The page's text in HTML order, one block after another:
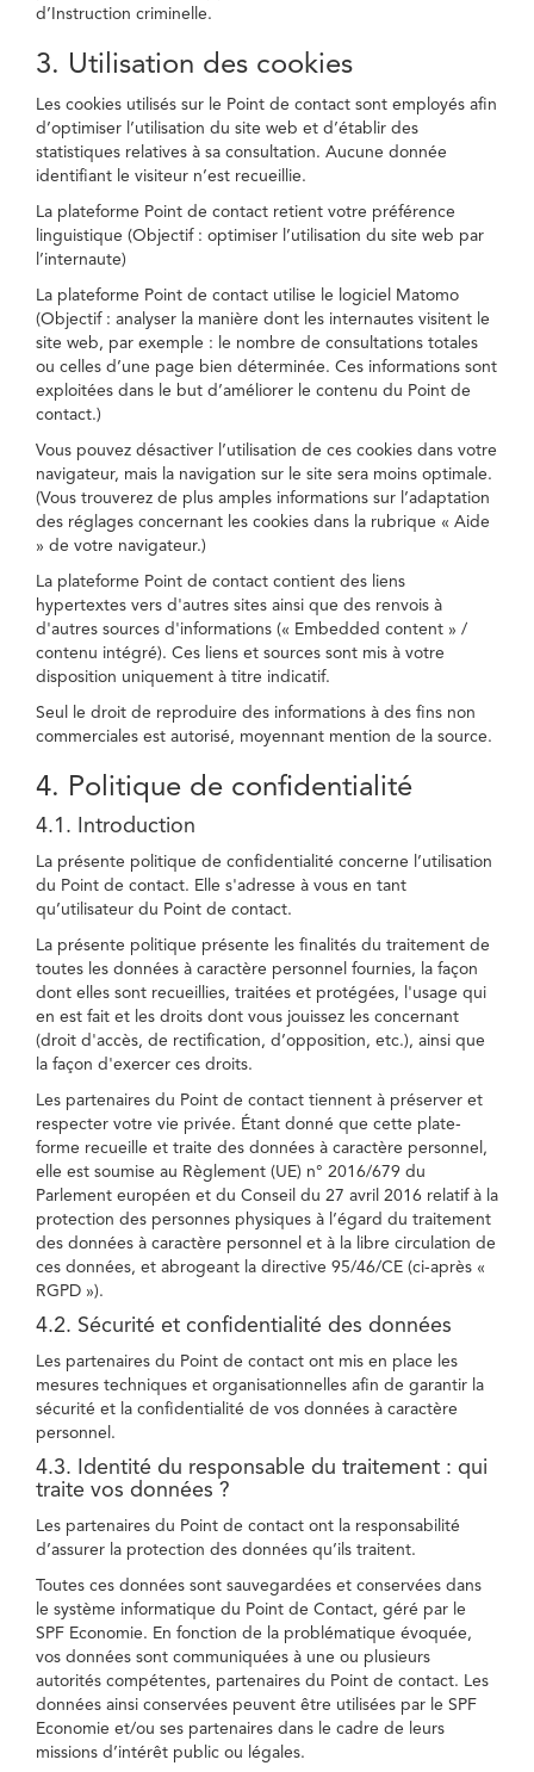
d’Instruction criminelle.
3. Utilisation des cookies
Les cookies utilisés sur le Point de contact sont employés afin
d’optimiser l’utilisation du site web et d’établir des
statistiques relatives à sa consultation. Aucune donnée
identifiant le visiteur n’est recueillie.
La plateforme Point de contact retient votre préférence
linguistique (Objectif : optimiser l’utilisation du site web par
l’internaute)
La plateforme Point de contact utilise le logiciel Matomo
(Objectif : analyser la manière dont les internautes visitent le
site web, par exemple : le nombre de consultations totales
ou celles d’une page bien déterminée. Ces informations sont
exploitées dans le but d’améliorer le contenu du Point de
contact.)
Vous pouvez désactiver l’utilisation de ces cookies dans votre
navigateur, mais la navigation sur le site sera moins optimale.
(Vous trouverez de plus amples informations sur l’adaptation
des réglages concernant les cookies dans la rubrique « Aide
» de votre navigateur.)
La plateforme Point de contact contient des liens
hypertextes vers d'autres sites ainsi que des renvois à
d'autres sources d'informations (« Embedded content » /
contenu intégré). Ces liens et sources sont mis à votre
disposition uniquement à titre indicatif.
Seul le droit de reproduire des informations à des fins non
commerciales est autorisé, moyennant mention de la source.
4. Politique de confidentialité
4.1. Introduction
La présente politique de confidentialité concerne l’utilisation
du Point de contact. Elle s'adresse à vous en tant
qu’utilisateur du Point de contact.
La présente politique présente les finalités du traitement de
toutes les données à caractère personnel fournies, la façon
dont elles sont recueillies, traitées et protégées, l'usage qui
en est fait et les droits dont vous jouissez les concernant
(droit d'accès, de rectification, d’opposition, etc.), ainsi que
la façon d'exercer ces droits.
Les partenaires du Point de contact tiennent à préserver et
respecter votre vie privée. Étant donné que cette plate-
forme recueille et traite des données à caractère personnel,
elle est soumise au Règlement (UE) n° 2016/679 du
Parlement européen et du Conseil du 27 avril 2016 relatif à la
protection des personnes physiques à l’égard du traitement
des données à caractère personnel et à la libre circulation de
ces données, et abrogeant la directive 95/46/CE (ci-après «
RGPD »).
4.2. Sécurité et confidentialité des données
Les partenaires du Point de contact ont mis en place les
mesures techniques et organisationnelles afin de garantir la
sécurité et la confidentialité de vos données à caractère
personnel.
4.3. Identité du responsable du traitement : qui
traite vos données ?
Les partenaires du Point de contact ont la responsabilité
d’assurer la protection des données qu’ils traitent.
Toutes ces données sont sauvegardées et conservées dans
le système informatique du Point de Contact, géré par le
SPF Economie. En fonction de la problématique évoquée,
vos données sont communiquées à une ou plusieurs
autorités compétentes, partenaires du Point de contact. Les
données ainsi conservées peuvent être utilisées par le SPF
Economie et/ou ses partenaires dans le cadre de leurs
missions d’intérêt public ou légales.